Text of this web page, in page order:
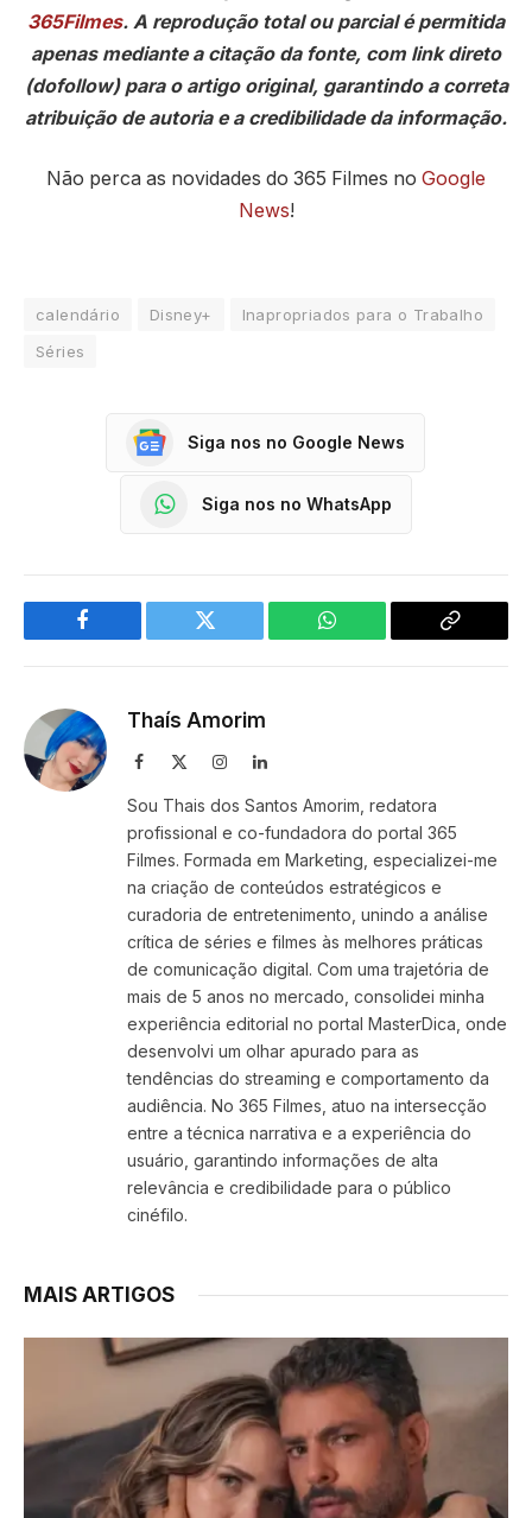
365Filmes. A reprodução total ou parcial é permitida
apenas mediante a citação da fonte, com link direto
(dofollow) para o artigo original, garantindo a correta
atribuição de autoria e a credibilidade da informação.
Não perca as novidades do 365 Filmes no Google
News!
calendário Disney+
Inapropriados para o Trabalho
Séries
Siga nos no Google News
Siga nos no WhatsApp
Facebook Twitter WhatsApp
Copy
Thaís Amorim
Facebook InstagramLinkedIn
Sou Thais dos Santos Amorim, redatora
profissional e co-fundadora do portal 365
Filmes. Formada em Marketing, especializei-me
na criação de conteúdos estratégicos e
curadoria de entretenimento, unindo a análise
crítica de séries e filmes às melhores práticas
de comunicação digital. Com uma trajetória de
mais de 5 anos no mercado, consolidei minha
experiência editorial no portal MasterDica, onde
desenvolvi um olhar apurado para as
tendências do streaming e comportamento da
audiência. No 365 Filmes, atuo na intersecção
entre a técnica narrativa e a experiência do
usuário, garantindo informações de alta
relevância e credibilidade para o público
cinéfilo.
MAIS ARTIGOS